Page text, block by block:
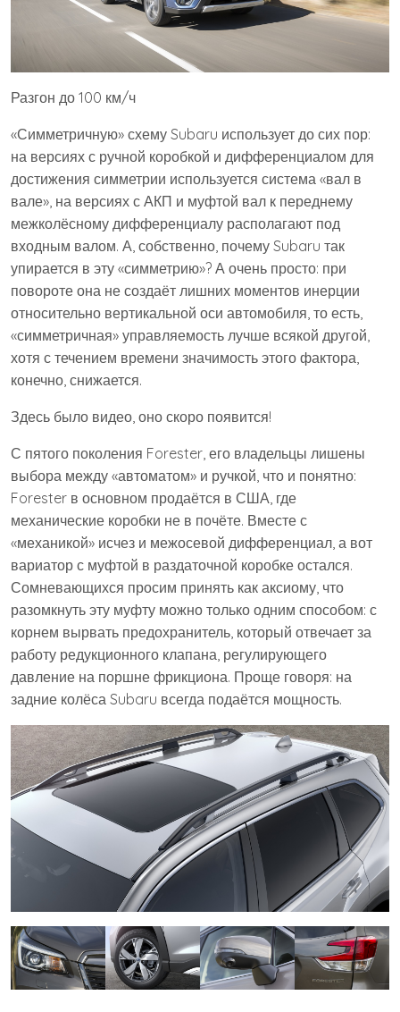
Разгон до 100 км/ч
«Симметричную» схему Subaru использует до сих пор:
на версиях с ручной коробкой и дифференциалом для
достижения симметрии используется система «вал в
вале», на версиях с АКП и муфтой вал к переднему
межколёсному дифференциалу располагают под
входным валом. А, собственно, почему Subaru так
упирается в эту «симметрию»? А очень просто: при
повороте она не создаёт лишних моментов инерции
относительно вертикальной оси автомобиля, то есть,
«симметричная» управляемость лучше всякой другой,
хотя с течением времени значимость этого фактора,
конечно, снижается.
Здесь было видео, оно скоро появится!
С пятого поколения Forester, его владельцы лишены
выбора между «автоматом» и ручкой, что и понятно:
Forester в основном продаётся в США, где
механические коробки не в почёте. Вместе с
«механикой» исчез и межосевой дифференциал, а вот
вариатор с муфтой в раздаточной коробке остался.
Сомневающихся просим принять как аксиому, что
разомкнуть эту муфту можно только одним способом: с
корнем вырвать предохранитель, который отвечает за
работу редукционного клапана, регулирующего
давление на поршне фрикциона. Проще говоря: на
задние колёса Subaru всегда подаётся мощность.